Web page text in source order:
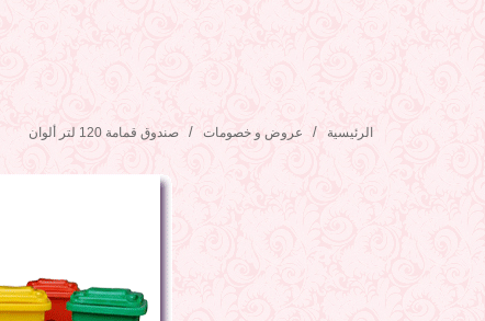
الرئيسية عروض و خصومات صندوق قمامة 120 لتر ألوان